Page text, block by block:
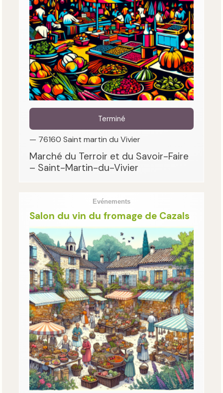
Terminé
— 76160 Saint martin du Vivier
Marché du Terroir et du Savoir-Faire
– Saint-Martin-du-Vivier
Evénements
Salon du vin du fromage de Cazals